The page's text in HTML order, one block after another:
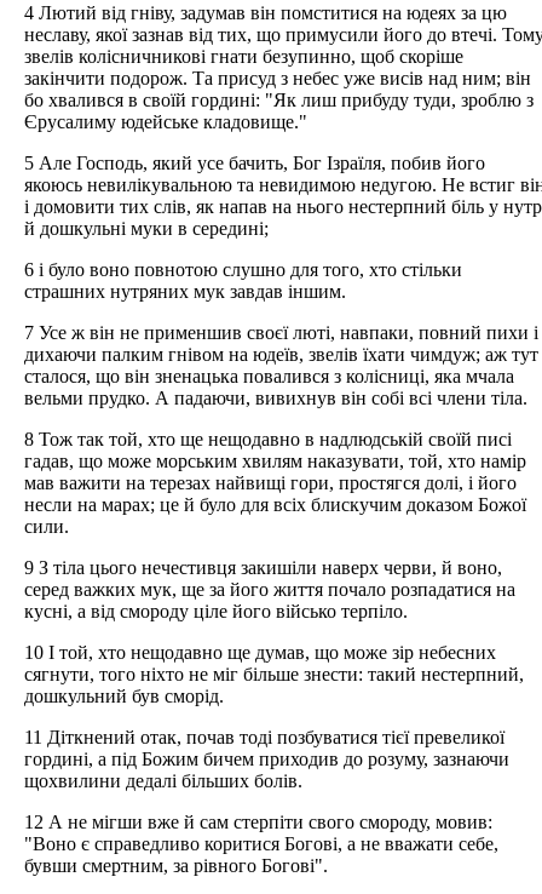
4 Лютий від гніву, задумав він помститися на юдеях за цю
неславу, якої зазнав від тих, що примусили його до втечі.
звелів колісничникові гнати безупинно, щоб скоріше
закінчити подорож. Та присуд з небес уже висів над ним; він
бо хвалився в своїй гордині: "Як лиш прибуду туди, зроблю з
Єрусалиму юдейське кладовище."
5 Але Господь, який усе бачить, Бог Ізраїля, побив його
якоюсь невилікувальною та невидимою недугою. Не встиг
і домовити тих слів, як напав на нього нестерпний біль у
й дошкульні муки в середині;
6 і було воно повнотою слушно для того, хто стільки
страшних нутряних мук завдав іншим.
7 Усе ж він не применшив своєї люті, навпаки, повний пихи і
дихаючи палким гнівом на юдеїв, звелів їхати чимдуж; аж тут
сталося, що він зненацька повалився з колісниці, яка мчала
вельми прудко. А падаючи, вивихнув він собі всі члени тіла.
8 Тож так той, хто ще нещодавно в надлюдській своїй писі
гадав, що може морським хвилям наказувати, той, хто намір
мав важити на терезах найвищі гори, простягся долі, і його
несли на марах; це й було для всіх блискучим доказом Божої
сили.
9 З тіла цього нечестивця закишіли наверх черви, й воно,
серед важких мук, ще за його життя почало розпадатися на
кусні, а від смороду ціле його військо терпіло.
10 І той, хто нещодавно ще думав, що може зір небесних
сягнути, того ніхто не міг більше знести: такий нестерпний,
дошкульний був сморід.
11 Діткнений отак, почав тоді позбуватися тієї превеликої
гордині, а під Божим бичем приходив до розуму, зазнаючи
щохвилини дедалі більших болів.
12 А не мігши вже й сам стерпіти свого смороду, мовив:
"Воно є справедливо коритися Богові, а не вважати себе,
бувши смертним, за рівного Богові".